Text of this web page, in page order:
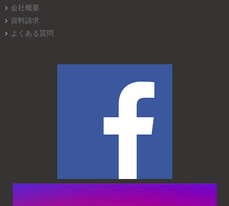
会社概要
資料請求
よくある質問